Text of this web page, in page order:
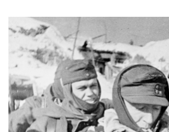
с
ь